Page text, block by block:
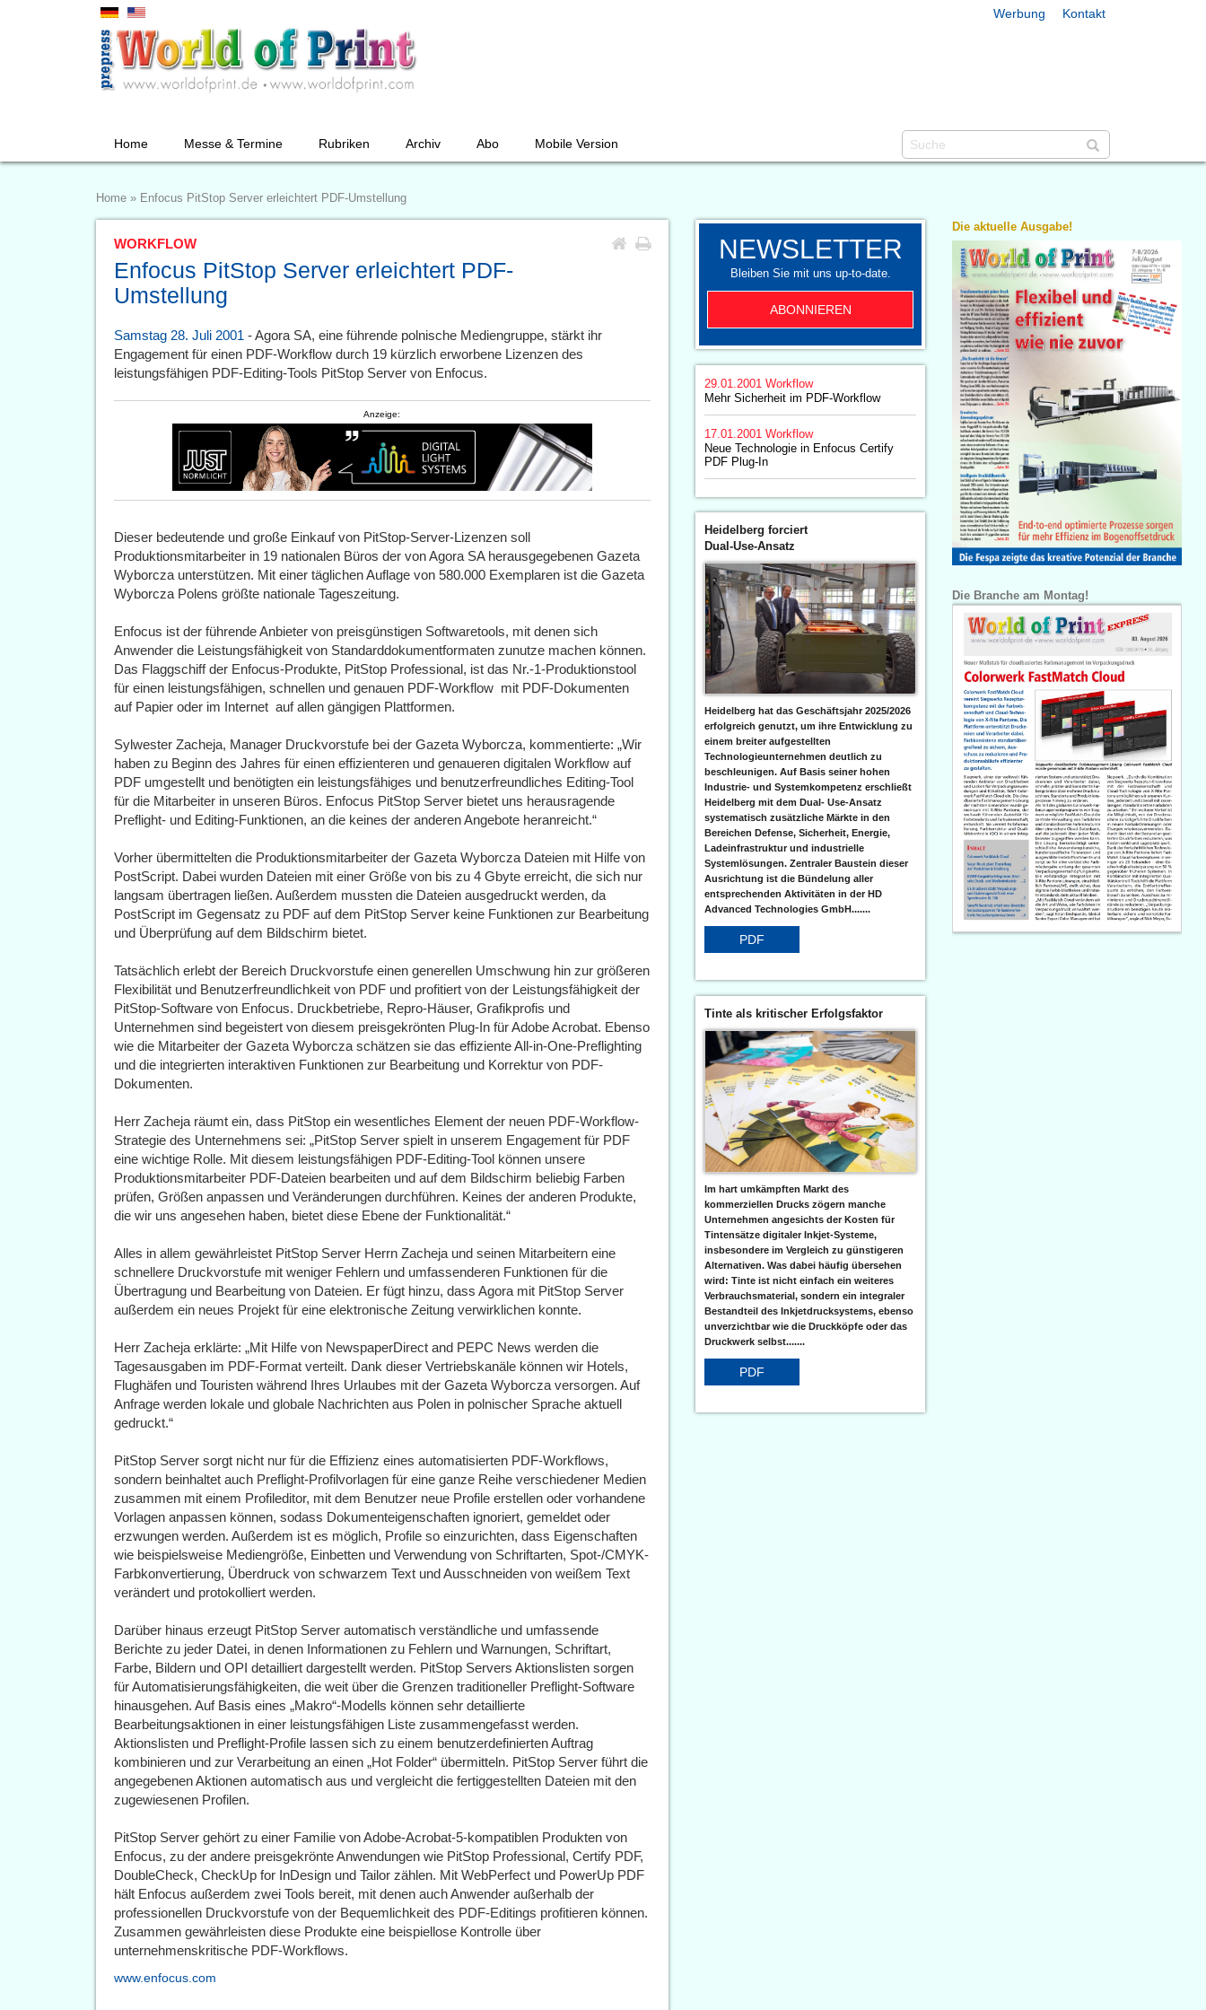
Werbung Kontakt
Home Messe & Termine Rubriken Archiv Abo Mobile Version
Home » Enfocus PitStop Server erleichtert PDF-Umstellung
WORKFLOW
Enfocus PitStop Server erleichtert PDF-
Umstellung
Samstag 28. Juli 2001 - Agora SA, eine führende polnische Mediengruppe, stärkt ihr
Engagement für einen PDF-Workflow durch 19 kürzlich erworbene Lizenzen des
leistungsfähigen PDF-Editing-Tools PitStop Server von Enfocus.
Anzeige:
Dieser bedeutende und große Einkauf von PitStop-Server-Lizenzen soll
Produktionsmitarbeiter in 19 nationalen Büros der von Agora SA herausgegebenen Gazeta
Wyborcza unterstützen. Mit einer täglichen Auflage von 580.000 Exemplaren ist die Gazeta
Wyborcza Polens größte nationale Tageszeitung.
Enfocus ist der führende Anbieter von preisgünstigen Softwaretools, mit denen sich
Anwender die Leistungsfähigkeit von Standarddokumentformaten zunutze machen können.
Das Flaggschiff der Enfocus-Produkte, PitStop Professional, ist das Nr.-1-Produktionstool
für einen leistungsfähigen, schnellen und genauen PDF-Workflow  mit PDF-Dokumenten
auf Papier oder im Internet  auf allen gängigen Plattformen.
Sylwester Zacheja, Manager Druckvorstufe bei der Gazeta Wyborcza, kommentierte: „Wir
haben zu Beginn des Jahres für einen effizienteren und genaueren digitalen Workflow auf
PDF umgestellt und benötigten ein leistungsfähiges und benutzerfreundliches Editing-Tool
für die Mitarbeiter in unseren Büros. Enfocus PitStop Server bietet uns herausragende
Preflight- und Editing-Funktionen, an die keines der anderen Angebote heranreicht.“
Vorher übermittelten die Produktionsmitarbeiter der Gazeta Wyborcza Dateien mit Hilfe von
PostScript. Dabei wurden Dateien mit einer Größe von bis zu 4 Gbyte erreicht, die sich nur
langsam übertragen ließen. Außerdem mussten die Dateien ausgedruckt werden, da
PostScript im Gegensatz zu PDF auf dem PitStop Server keine Funktionen zur Bearbeitung
und Überprüfung auf dem Bildschirm bietet.
Tatsächlich erlebt der Bereich Druckvorstufe einen generellen Umschwung hin zur größeren
Flexibilität und Benutzerfreundlichkeit von PDF und profitiert von der Leistungsfähigkeit der
PitStop-Software von Enfocus. Druckbetriebe, Repro-Häuser, Grafikprofis und
Unternehmen sind begeistert von diesem preisgekrönten Plug-In für Adobe Acrobat. Ebenso
wie die Mitarbeiter der Gazeta Wyborcza schätzen sie das effiziente All-in-One-Preflighting
und die integrierten interaktiven Funktionen zur Bearbeitung und Korrektur von PDF-
Dokumenten.
Herr Zacheja räumt ein, dass PitStop ein wesentliches Element der neuen PDF-Workflow-
Strategie des Unternehmens sei: „PitStop Server spielt in unserem Engagement für PDF
eine wichtige Rolle. Mit diesem leistungsfähigen PDF-Editing-Tool können unsere
Produktionsmitarbeiter PDF-Dateien bearbeiten und auf dem Bildschirm beliebig Farben
prüfen, Größen anpassen und Veränderungen durchführen. Keines der anderen Produkte,
die wir uns angesehen haben, bietet diese Ebene der Funktionalität.“
Alles in allem gewährleistet PitStop Server Herrn Zacheja und seinen Mitarbeitern eine
schnellere Druckvorstufe mit weniger Fehlern und umfassenderen Funktionen für die
Übertragung und Bearbeitung von Dateien. Er fügt hinzu, dass Agora mit PitStop Server
außerdem ein neues Projekt für eine elektronische Zeitung verwirklichen konnte.
Herr Zacheja erklärte: „Mit Hilfe von NewspaperDirect and PEPC News werden die
Tagesausgaben im PDF-Format verteilt. Dank dieser Vertriebskanäle können wir Hotels,
Flughäfen und Touristen während Ihres Urlaubes mit der Gazeta Wyborcza versorgen. Auf
Anfrage werden lokale und globale Nachrichten aus Polen in polnischer Sprache aktuell
gedruckt.“
PitStop Server sorgt nicht nur für die Effizienz eines automatisierten PDF-Workflows,
sondern beinhaltet auch Preflight-Profilvorlagen für eine ganze Reihe verschiedener Medien 
zusammen mit einem Profileditor, mit dem Benutzer neue Profile erstellen oder vorhandene
Vorlagen anpassen können, sodass Dokumenteigenschaften ignoriert, gemeldet oder
erzwungen werden. Außerdem ist es möglich, Profile so einzurichten, dass Eigenschaften 
wie beispielsweise Mediengröße, Einbetten und Verwendung von Schriftarten, Spot-/CMYK-
Farbkonvertierung, Überdruck von schwarzem Text und Ausschneiden von weißem Text 
verändert und protokolliert werden.
Darüber hinaus erzeugt PitStop Server automatisch verständliche und umfassende
Berichte zu jeder Datei, in denen Informationen zu Fehlern und Warnungen, Schriftart,
Farbe, Bildern und OPI detailliert dargestellt werden. PitStop Servers Aktionslisten sorgen
für Automatisierungsfähigkeiten, die weit über die Grenzen traditioneller Preflight-Software
hinausgehen. Auf Basis eines „Makro“-Modells können sehr detaillierte
Bearbeitungsaktionen in einer leistungsfähigen Liste zusammengefasst werden.
Aktionslisten und Preflight-Profile lassen sich zu einem benutzerdefinierten Auftrag
kombinieren und zur Verarbeitung an einen „Hot Folder“ übermitteln. PitStop Server führt die
angegebenen Aktionen automatisch aus und vergleicht die fertiggestellten Dateien mit den
zugewiesenen Profilen.
PitStop Server gehört zu einer Familie von Adobe-Acrobat-5-kompatiblen Produkten von
Enfocus, zu der andere preisgekrönte Anwendungen wie PitStop Professional, Certify PDF,
DoubleCheck, CheckUp for InDesign und Tailor zählen. Mit WebPerfect und PowerUp PDF
hält Enfocus außerdem zwei Tools bereit, mit denen auch Anwender außerhalb der
professionellen Druckvorstufe von der Bequemlichkeit des PDF-Editings profitieren können.
Zusammen gewährleisten diese Produkte eine beispiellose Kontrolle über
unternehmenskritische PDF-Workflows.
www.enfocus.com
NEWSLETTER
Bleiben Sie mit uns up-to-date.
ABONNIEREN
29.01.2001 Workflow
Mehr Sicherheit im PDF-Workflow
17.01.2001 Workflow
Neue Technologie in Enfocus Certify
PDF Plug-In
Heidelberg forciert
Dual-Use-Ansatz
Heidelberg hat das Geschäftsjahr 2025/2026
erfolgreich genutzt, um ihre Entwicklung zu
einem breiter aufgestellten
Technologieunternehmen deutlich zu
beschleunigen. Auf Basis seiner hohen
Industrie- und Systemkompetenz erschließt
Heidelberg mit dem Dual- Use-Ansatz
systematisch zusätzliche Märkte in den
Bereichen Defense, Sicherheit, Energie,
Ladeinfrastruktur und industrielle
Systemlösungen. Zentraler Baustein dieser
Ausrichtung ist die Bündelung aller
entsprechenden Aktivitäten in der HD
Advanced Technologies GmbH.......
PDF
Tinte als kritischer Erfolgsfaktor
Im hart umkämpften Markt des
kommerziellen Drucks zögern manche
Unternehmen angesichts der Kosten für
Tintensätze digitaler Inkjet-Systeme,
insbesondere im Vergleich zu günstigeren
Alternativen. Was dabei häufig übersehen
wird: Tinte ist nicht einfach ein weiteres
Verbrauchsmaterial, sondern ein integraler
Bestandteil des Inkjetdrucksystems, ebenso
unverzichtbar wie die Druckköpfe oder das
Druckwerk selbst.......
PDF
Die aktuelle Ausgabe!
Die Branche am Montag!